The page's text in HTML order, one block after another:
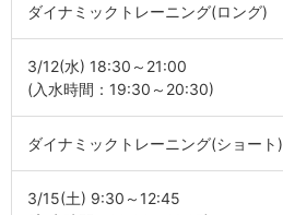
ダイナミックトレーニング(ロング)
3/12(水) 18:30～21:00
(入水時間：19:30～20:30)
ダイナミックトレーニング(ショート)
3/15(土) 9:30～12:45